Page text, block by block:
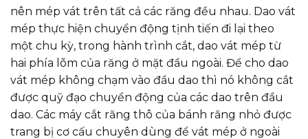
nên mép vát trên tất cả các răng đều nhau. Dao vát
mép thực hiện chuyển động tịnh tiến đi lại theo
một chu kỳ, trong hành trình cắt, dao vát mép từ
hai phía lõm của răng ở mặt đầu ngoài. Để cho dao
vát mép không chạm vào đầu dao thì nó không cắt
được quỹ đạo chuyển động của các dao trên đầu
dao. Các máy cắt răng thô của bánh răng nhỏ được
trang bị cơ cấu chuyên dùng để vát mép ở ngoài